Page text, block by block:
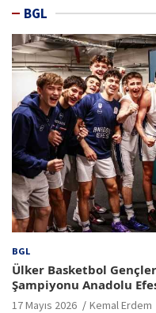
BGL
BGL
Ülker Basketbol
Şampiyonu Anadolu
17 Mayıs 2026 Kemal Erdem